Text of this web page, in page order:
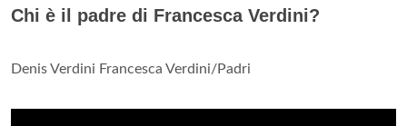
Chi è il padre di Francesca Verdini?
Denis Verdini Francesca Verdini/Padri